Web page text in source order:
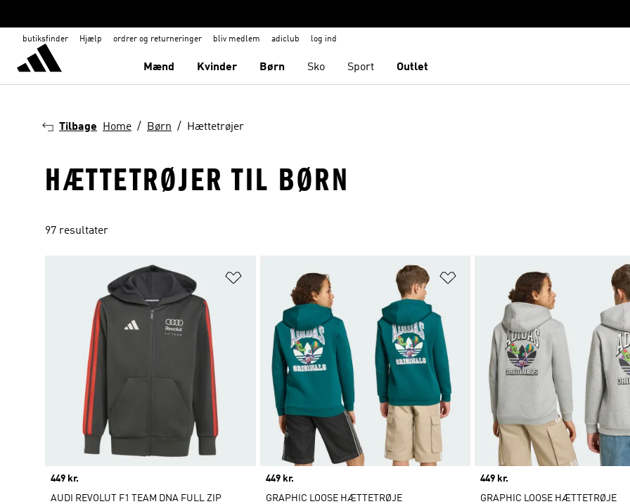
butiksfinder Hjælp ordrer og returneringer bliv medlem adiclub log ind
Mænd Kvinder Børn Sko Sport Outlet
Tilbage Home Børn Hættetrøjer
HÆTTETRØJER TIL BØRN
97 resultater
Føj til ønskeliste
Price
449 kr.
AUDI REVOLUT F1 TEAM DNA FULL ZIP
Føj til ønskeliste
Price
449 kr.
GRAPHIC LOOSE HÆTTETRØJE
Price
449 kr.
GRAPHIC LOOSE HÆTTETRØJE